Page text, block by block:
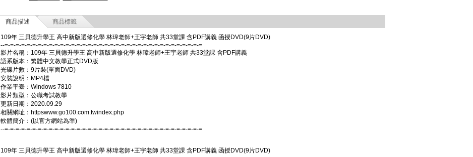
商品描述 商品標籤
109年 三貝德升學王 高中新版選修化學 林瑋老師+王宇老師 共33堂課 含PDF講義 函授DVD(9片DVD)
--=-=-=-=-=-=-=-=-=-=-=-=-=-=-=-=-=-=-=-=-=-=-=-=-=-=-=-=-=-=-=-=-=-=-=-=
影片名稱：109年 三貝德升學王 高中新版選修化學 林瑋老師+王宇老師 共33堂課 含PDF講義
語系版本：繁體中文教學正式DVD版
光碟片數：9片裝(單面DVD)
安裝說明：MP4檔
作業平臺：Windows 7810
影片類型：公職考試教學
更新日期：2020.09.29
相關網址：httpswww.go100.com.twindex.php
軟體簡介：(以官方網站為準)
--=-=-=-=-=-=-=-=-=-=-=-=-=-=-=-=-=-=-=-=-=-=-=-=-=-=-=-=-=-=-=-=-=-=-=-=
109年 三貝德升學王 高中新版選修化學 林瑋老師+王宇老師 共33堂課 含PDF講義 函授DVD(9片DVD)